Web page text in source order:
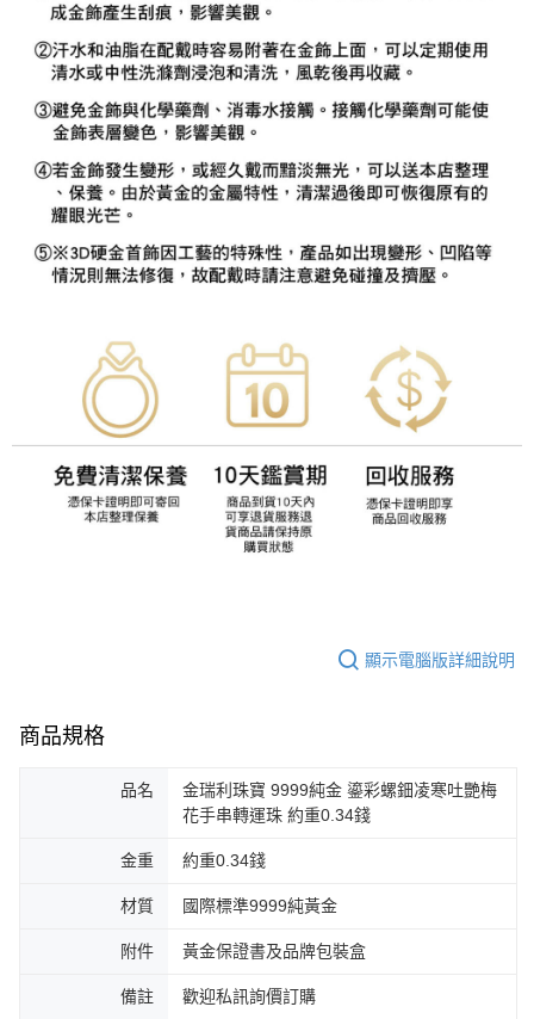
顯示電腦版詳細說明
商品規格
品名
金瑞利珠寶 9999純金 鎏彩螺鈿凌寒吐艷梅
花手串轉運珠 約重0.34錢
金重 約重0.34錢
材質 國際標準9999純黃金
附件 黃金保證書及品牌包裝盒
備註 歡迎私訊詢價訂購